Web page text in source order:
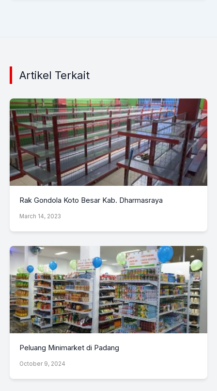
Artikel Terkait
Rak Gondola Koto Besar Kab. Dharmasraya
March 14, 2023
Peluang Minimarket di Padang
October 9, 2024